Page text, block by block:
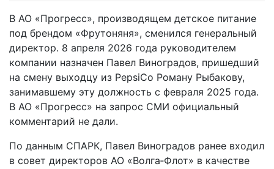
В АО «Прогресс», производящем детское питание
под брендом «Фрутоняня», сменился генеральный
директор. 8 апреля 2026 года руководителем
компании назначен Павел Виноградов, пришедший
на смену выходцу из PepsiCo Роману Рыбакову,
занимавшему эту должность с февраля 2025 года.
В АО «Прогресс» на запрос СМИ официальный
комментарий не дали.
По данным СПАРК, Павел Виноградов ранее входил
в совет директоров АО «Волга‑Флот» в качестве